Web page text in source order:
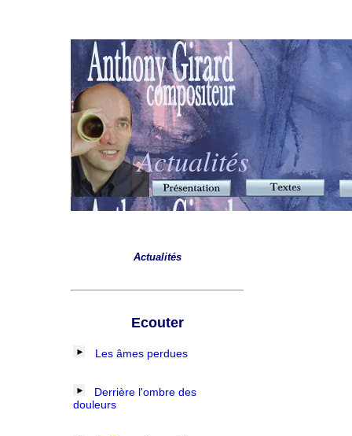
Actualités
Actualités
Ecouter
Les âmes perdues
Derrière l'ombre des
douleurs